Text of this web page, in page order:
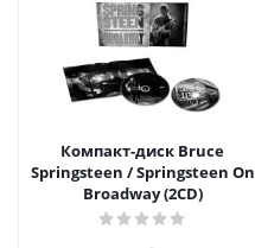
Компакт-диск Bruce
Springsteen / Springsteen On
Broadway (2CD)